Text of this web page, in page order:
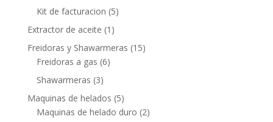
Kit de facturacion (5)
Extractor de aceite (1)
Freidoras y Shawarmeras (15)
Freidoras a gas (6)
Shawarmeras (3)
Maquinas de helados (5)
Maquinas de helado duro (2)